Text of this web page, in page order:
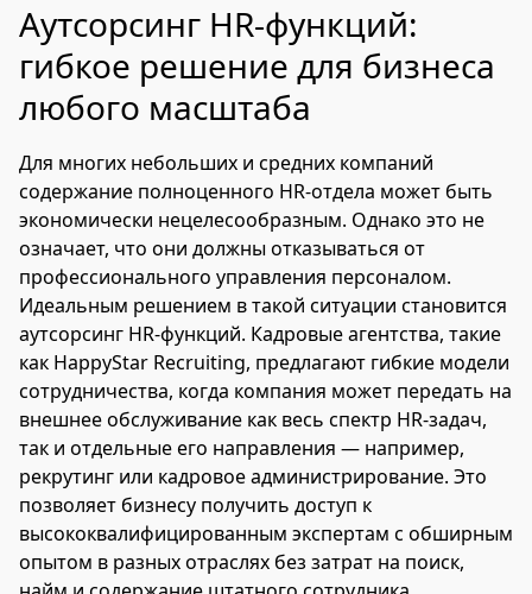
Аутсорсинг HR-функций:
гибкое решение для бизнеса
любого масштаба
Для многих небольших и средних компаний
содержание полноценного HR-отдела может быть
экономически нецелесообразным. Однако это не
означает, что они должны отказываться от
профессионального управления персоналом.
Идеальным решением в такой ситуации становится
аутсорсинг HR-функций. Кадровые агентства, такие
как HappyStar Recruiting, предлагают гибкие модели
сотрудничества, когда компания может передать на
внешнее обслуживание как весь спектр HR-задач,
так и отдельные его направления — например,
рекрутинг или кадровое администрирование. Это
позволяет бизнесу получить доступ к
высококвалифицированным экспертам с обширным
опытом в разных отраслях без затрат на поиск,